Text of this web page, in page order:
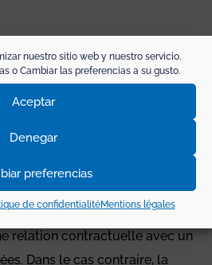
nuestro sitio web y nuestro servicio.
o Cambiar las preferencias a su gusto.
Aceptar
Denegar
preferencias
de confidentialitéMentions légales
communiquées vos
est réalisée dans le cadre d’un
la prestation d’un service
relation contractuelle avec un
Dans le cas contraire, la